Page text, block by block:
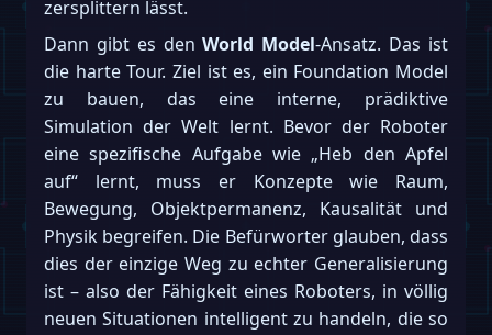
zersplittern lässt.
Dann gibt es denWorld Model-Ansatz. Das ist
die harte Tour. Ziel ist es, ein Foundation Model
zu bauen, das eine interne, prädiktive
Simulation der Welt lernt. Bevor der Roboter
eine spezifische Aufgabe wie „Heb den Apfel
auf“ lernt, muss er Konzepte wie Raum,
Bewegung, Objektpermanenz, Kausalität und
Physik begreifen. Die Befürworter glauben, dass
dies der einzige Weg zu echter Generalisierung
ist – also der Fähigkeit eines Roboters, in völlig
neuen Situationen intelligent zu handeln, die so